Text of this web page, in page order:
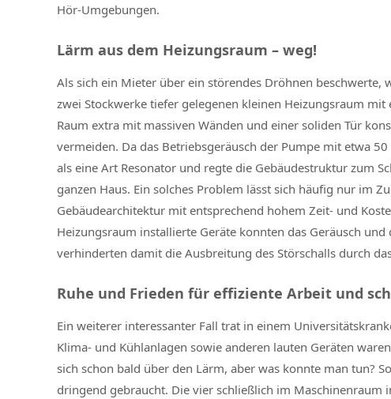
Hör-Umgebungen.
Lärm aus dem Heizungsraum – weg!
Als sich ein Mieter über ein störendes Dröhnen beschwerte,
zwei Stockwerke tiefer gelegenen kleinen Heizungsraum
Raum extra mit massiven Wänden und einer soliden Tür
vermeiden. Da das Betriebsgeräusch der Pumpe mit etwa
als eine Art Resonator und regte die Gebäudestruktur zum
ganzen Haus. Ein solches Problem lässt sich häufig nur im
Gebäudearchitektur mit entsprechend hohem Zeit- und
Heizungsraum installierte Geräte konnten das Geräusch
verhinderten damit die Ausbreitung des Störschalls durch
Ruhe und Frieden für effiziente Arbeit und
Ein weiterer interessanter Fall trat in einem
Klima- und Kühlanlagen sowie anderen lauten Geräten
sich schon bald über den Lärm, aber was konnte man tun?
dringend gebraucht. Die vier schließlich im Maschinenraum